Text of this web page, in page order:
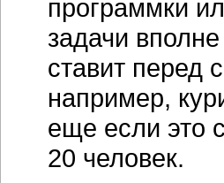
программки
задачи
ставит перед
например,
еще если это
20 человек.